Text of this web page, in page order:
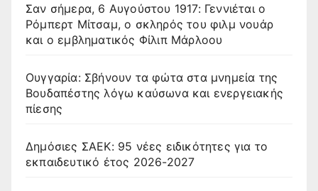
Σαν σήμερα, 6 Αυγούστου 1917: Γεννιέται ο
Ρόμπερτ Μίτσαμ, ο σκληρός του φιλμ νουάρ
και ο εμβληματικός Φίλιπ Μάρλοου
Ουγγαρία: Σβήνουν τα φώτα στα μνημεία της
Βουδαπέστης λόγω καύσωνα και ενεργειακής
πίεσης
Δημόσιες ΣΑΕΚ: 95 νέες ειδικότητες για το
εκπαιδευτικό έτος 2026-2027